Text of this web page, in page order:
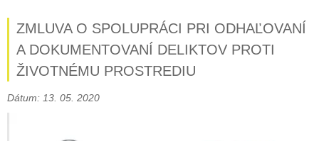
ZMLUVA O SPOLUPRÁCI PRI ODHAĽOVANÍ
A DOKUMENTOVANÍ DELIKTOV PROTI
ŽIVOTNÉMU PROSTREDIU
Dátum: 13. 05. 2020